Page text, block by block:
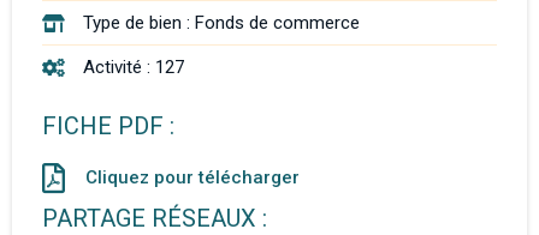
Type de bien : Fonds de commerce
Activité : 127
FICHE PDF :
Cliquez pour télécharger
PARTAGE RÉSEAUX :